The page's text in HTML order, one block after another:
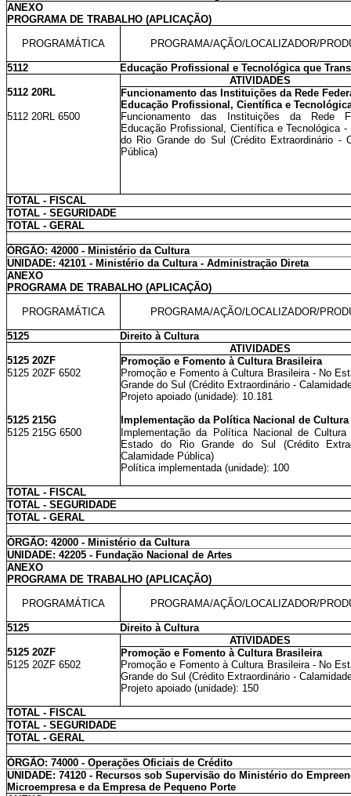
ANEXO
PROGRAMA DE TRABALHO (APLICAÇÃO)
PROGRAMÁTICA PROGRAMA/AÇÃO/LOCALIZADOR/
5112
Educação Profissional e Tecnológica que
ATIVIDADES
5112 20RL
Funcionamento das Instituições da Rede
Educação Profissional, Científica e
5112 20RL 6500
Funcionamento das Instituições da Rede
Educação Profissional, Científica e Tecnológica -
do Rio Grande do Sul (Crédito Extraordinário -
Pública)
TOTAL - FISCAL
TOTAL - SEGURIDADE
TOTAL - GERAL
ÓRGÃO: 42000 - Ministério da Cultura
UNIDADE: 42101 - Ministério da Cultura - Administração Direta
ANEXO
PROGRAMA DE TRABALHO (APLICAÇÃO)
PROGRAMÁTICA PROGRAMA/AÇÃO/LOCALIZADOR/
5125
Direito à Cultura
ATIVIDADES
5125 20ZF
Promoção e Fomento à Cultura Brasileira
5125 20ZF 6502
Promoção e Fomento à Cultura Brasileira - No
Grande do Sul (Crédito Extraordinário -
Projeto apoiado (unidade): 10.181
5125 215G
Implementação da Política Nacional de
5125 215G 6500
Implementação da Política Nacional de
Estado do Rio Grande do Sul (Crédito
Calamidade Pública)
Política implementada (unidade): 100
TOTAL - FISCAL
TOTAL - SEGURIDADE
TOTAL - GERAL
ÓRGÃO: 42000 - Ministério da Cultura
UNIDADE: 42205 - Fundação Nacional de Artes
ANEXO
PROGRAMA DE TRABALHO (APLICAÇÃO)
PROGRAMÁTICA PROGRAMA/AÇÃO/LOCALIZADOR/
5125
Direito à Cultura
ATIVIDADES
5125 20ZF
Promoção e Fomento à Cultura Brasileira
5125 20ZF 6502
Promoção e Fomento à Cultura Brasileira - No
Grande do Sul (Crédito Extraordinário -
Projeto apoiado (unidade): 150
TOTAL - FISCAL
TOTAL - SEGURIDADE
TOTAL - GERAL
ÓRGÃO: 74000 - Operações Oficiais de Crédito
UNIDADE: 74120 - Recursos sob Supervisão do Ministério do
Microempresa e da Empresa de Pequeno Porte